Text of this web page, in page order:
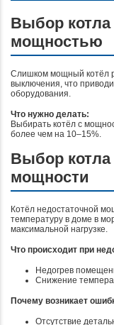
Выбор
мощностью
Слишком мощный котёл
выключения, что
оборудования.
Что нужно делать:
Выбирать котёл с
более чем на 10–15%.
Выбор котла
мощности
Котёл недостаточной
температуру в доме в
максимальной нагрузке.
Что происходит при
Недогрев
Снижение
Почему возникает
Отсутствие